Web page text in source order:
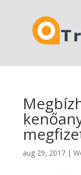
aug 29, 2017|